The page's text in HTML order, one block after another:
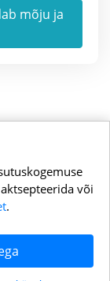
mõju ja
AG, Zürich,
poliitika|
või
.